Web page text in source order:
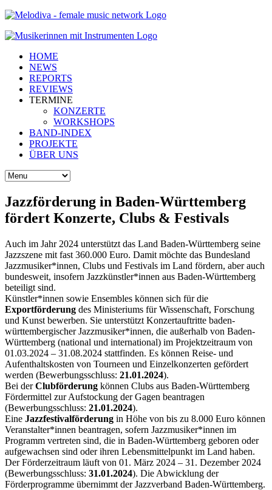
HOME
NEWS
REPORTS
REVIEWS
TERMINE
KONZERTE
WORKSHOPS
BAND-INDEX
PROJEKTE
ÜBER UNS
Jazzförderung in Baden-Württemberg
fördert Konzerte, Clubs & Festivals
Auch im Jahr 2024 unterstützt das Land Baden-Württemberg seine
Jazzszene mit fast 360.000 Euro. Damit möchte das Bundesland
Jazzmusiker*innen, Clubs und Festivals im Land fördern, aber auch
bundesweit, insofern Jazzkünstler*innen aus Baden-Württemberg
beteiligt sind.
Künstler*innen sowie Ensembles können sich für die
Exportförderung des Ministeriums für Wissenschaft, Forschung
und Kunst bewerben. Sie unterstützt Konzertauftritte baden-
württembergischer Jazzmusiker*innen, die außerhalb von Baden-
Württemberg (national und international) im Projektzeitraum von
01.03.2024 – 31.08.2024 stattfinden. Es können Reise- und
Aufenthaltskosten von Tourneen und Einzelkonzerten gefördert
werden (Bewerbungsschluss: 21.01.2024).
Bei derClubförderung können Clubs aus Baden-Württemberg
Fördermittel zur Aufstockung der Gagen beantragen
(Bewerbungsschluss: 21.01.2024).
Eine Jazzfestivalförderung in Höhe von bis zu 8.000 Euro können
Veranstalter*innen beantragen, sofern Jazzmusiker*innen im
Programm vertreten sind, die in Baden-Württemberg geboren oder
aufgewachsen sind oder ihren Lebensmittelpunkt im Land haben.
Der Förderzeitraum läuft von 01. März 2024 – 31. Dezember 2024
(Bewerbungsschluss: 31.01.2024). Die Abwicklung der
Förderprogramme übernimmt der Jazzverband Baden-Württemberg.